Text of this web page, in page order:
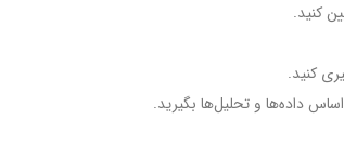
کنید.
کنید.
اساس داده‌ها و تحلیل‌ها بگیرید.